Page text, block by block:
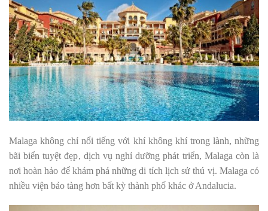
Malaga không chỉ nổi tiếng với khí không khí trong lành, những
bãi biển tuyệt đẹp, dịch vụ nghỉ dưỡng phát triển, Malaga còn là
nơi hoàn hảo để khám phá những di tích lịch sử thú vị. Malaga có
nhiều viện bảo tàng hơn bất kỳ thành phố khác ở Andalucia.